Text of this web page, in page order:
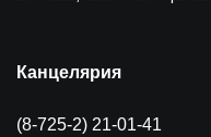
Канцелярия
(8-725-2) 21-01-41